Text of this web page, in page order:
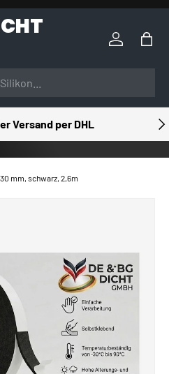
Einloggen
Versand per DHL
mm, schwarz, 2,6m